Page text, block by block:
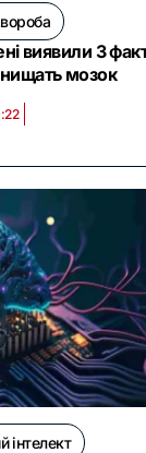
виявили 3
нищать мозок
інтелект